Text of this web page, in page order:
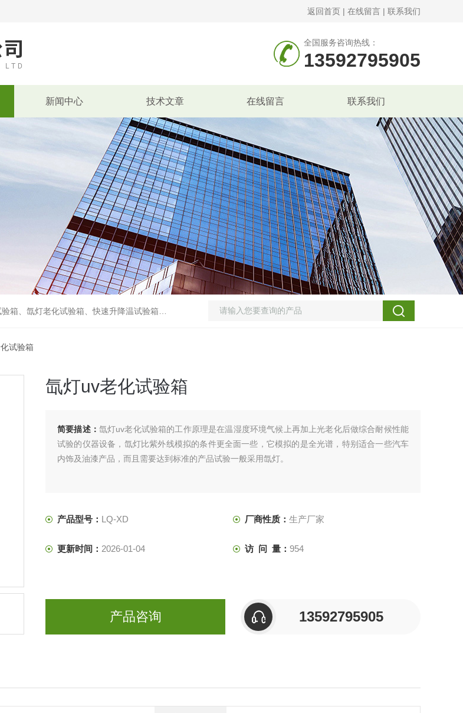
返回首页 | 在线留言 | 联系我们
全国服务咨询热线：
13592795905
新闻中心 技术文章 在线留言 联系我们
房、真空及无尘干燥试验箱、盐水喷雾试验箱、跌落试验机、电磁振动台等各类环境仪器和力学试验设备。
试验箱
氙灯uv老化试验箱
简要描述： 氙灯uv老化试验箱的工作原理是在温湿度环境气候上再加上光老化后做综合耐候性能
试验的仪器设备，氙灯比紫外线模拟的条件更全面一些，它模拟的是全光谱，特别适合一些汽车
内饰及油漆产品，而且需要达到标准的产品试验一般采用氙灯。
产品型号： LQ-XD 厂商性质： 生产厂家
更新时间： 2026-01-04 访 问 量： 954
产品咨询 13592795905